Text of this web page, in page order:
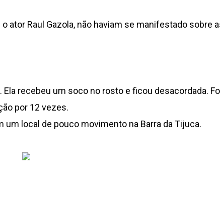
ator Raul Gazola, não haviam se manifestado sobre
recebeu um soco no rosto e ficou desacordada.
por 12 vezes.
local de pouco movimento na Barra da Tijuca.